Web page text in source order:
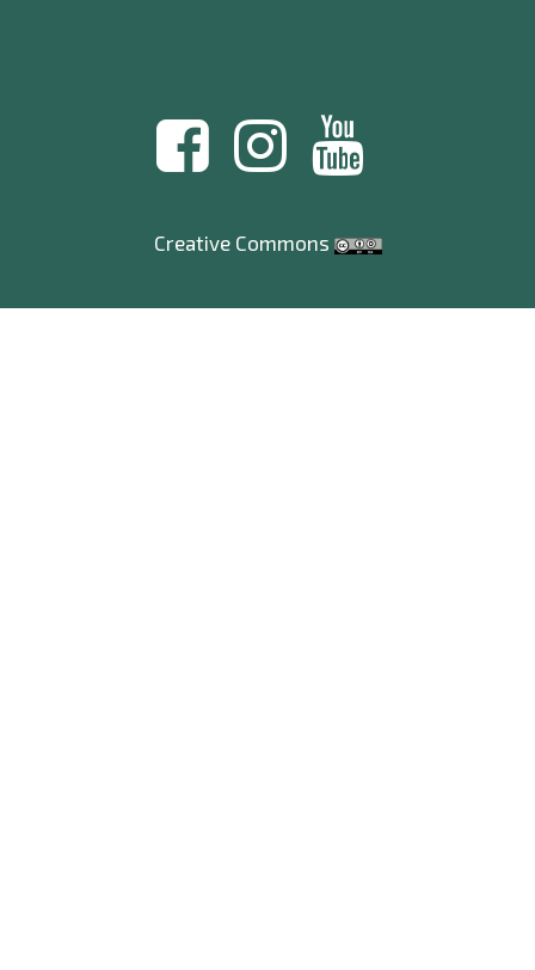
Creative Commons